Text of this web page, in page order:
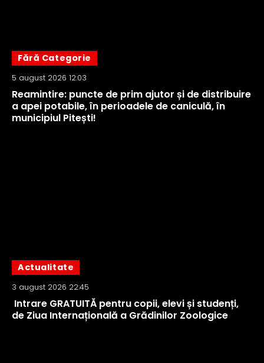
Fără Categorie
5 august 2026 12:03
Reamintire: puncte de prim ajutor și de distribuire
a apei potabile, în perioadele de caniculă, în
municipiul Pitești!
Actualitate
3 august 2026 22:45
Intrare GRATUITĂ pentru copii, elevi și studenți,
de Ziua Internațională a Grădinilor Zoologice